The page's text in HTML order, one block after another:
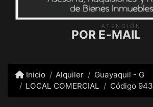
ATENCIÓN
POR E-MAIL
Inicio Alquiler
Guayaquil - G
LOCAL COMERCIAL
Código 943